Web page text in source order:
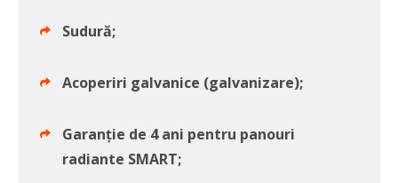
Sudură;
Acoperiri galvanice (galvanizare);
Garanție de 4 ani pentru panouri
radiante SMART;